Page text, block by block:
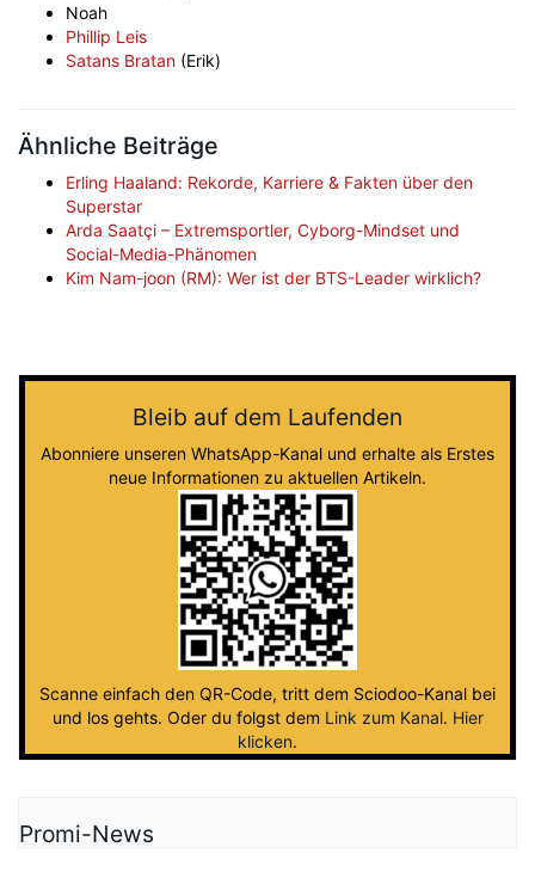
Noah
Phillip Leis
Satans Bratan (Erik)
Ähnliche Beiträge
Erling Haaland: Rekorde, Karriere & Fakten über den
Superstar
Arda Saatçi – Extremsportler, Cyborg-Mindset und
Social-Media-Phänomen
Kim Nam-joon (RM): Wer ist der BTS-Leader wirklich?
Bleib auf dem Laufenden
Abonniere unseren WhatsApp-Kanal und erhalte als Erstes
neue Informationen zu aktuellen Artikeln.
Scanne einfach den QR-Code, tritt dem Sciodoo-Kanal bei
und los gehts. Oder du folgst dem Link zum Kanal. Hier
klicken.
Promi-News